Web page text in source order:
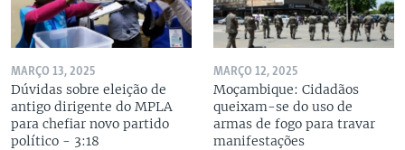
MARÇO 13, 2025
Dúvidas sobre eleição de
antigo dirigente do MPLA
para chefiar novo partido
político - 3:18
MARÇO 12, 2025
Moçambique: Cidadãos
queixam-se do uso de
armas de fogo para travar
manifestações